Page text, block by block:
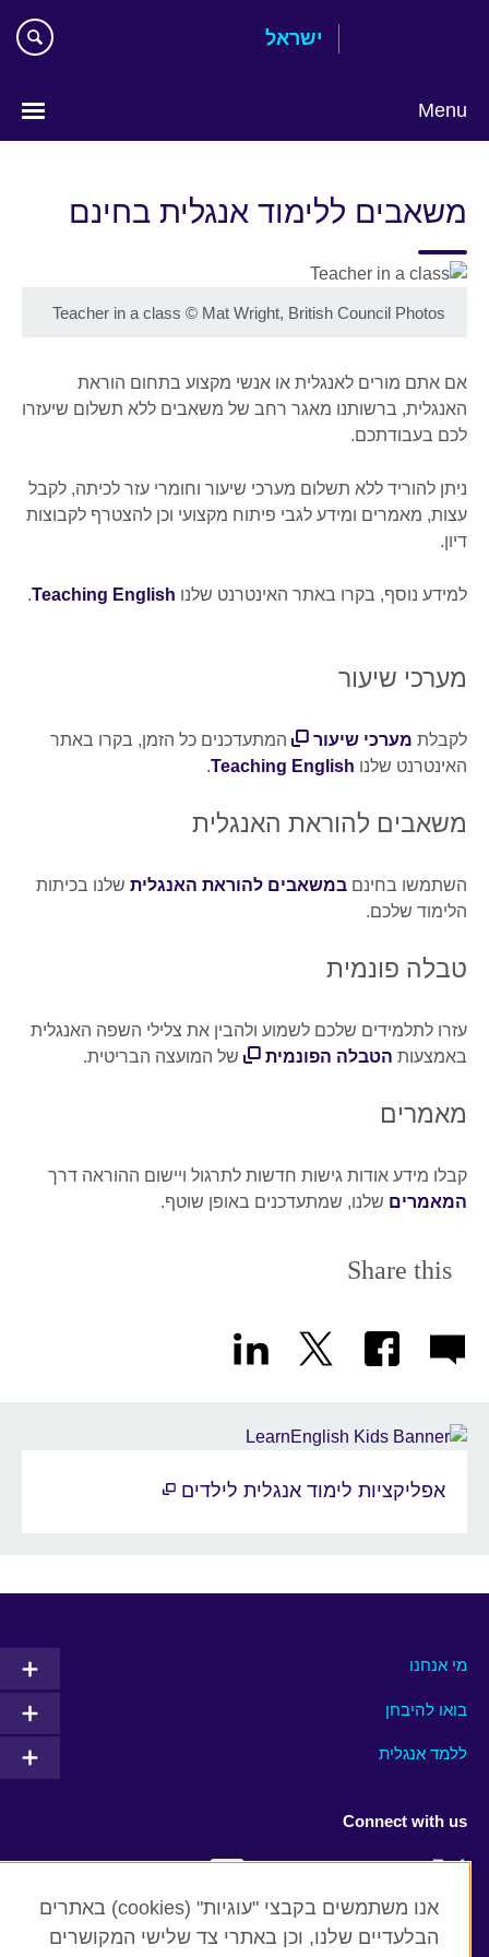
ישראל
Menu
language
משאבים ללימוד אנגלית בחינם
Teacher in a class © Mat Wright, British Council Photos
אם אתם מורים לאנגלית או אנשי מקצוע בתחום הוראת
האנגלית, ברשותנו מאגר רחב של משאבים ללא תשלום שיעזרו
לכם בעבודתכם.
ניתן להוריד ללא תשלום מערכי שיעור וחומרי עזר לכיתה, לקבל
עצות, מאמרים ומידע לגבי פיתוח מקצועי וכן להצטרף לקבוצות
דיון.
למידע נוסף, בקרו באתר האינטרנט שלנו Teaching English
.
מערכי שיעור
לקבלת מערכי שיעור
המתעדכנים כל הזמן, בקרו באתר
האינטרנט שלנו Teaching English
.
משאבים להוראת האנגלית
השתמשו בחינם במשאבים להוראת האנגלית שלנו בכיתות
הלימוד שלכם.
טבלה פונמית
עזרו לתלמידים שלכם לשמוע ולהבין את צלילי השפה האנגלית
באמצעות הטבלה הפונמית של המועצה הבריטית.
מאמרים
קבלו מידע אודות גישות חדשות לתרגול ויישום ההוראה דרך
המאמרים שלנו, שמתעדכנים באופן שוטף.
Share this
אפליקציות לימוד אנגלית לילדים
מי אנחנו
בואו להיבחן
ללמד אנגלית
Connect with us
YouTube
אנו משתמשים בקבצי "עוגיות" (cookies) באתרים
הבלעדיים שלנו, וכן באתרי צד שלישי המקושרים